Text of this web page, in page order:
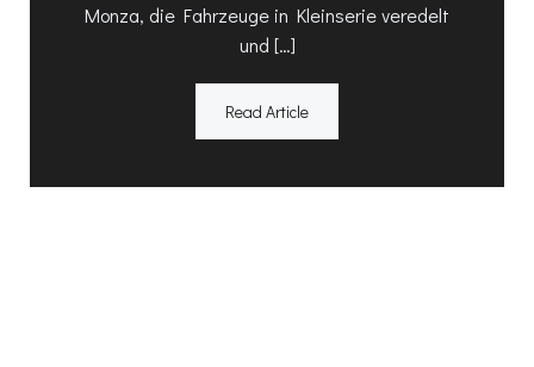
Monza, die Fahrzeuge in Kleinserie veredelt
und […]
Read Article